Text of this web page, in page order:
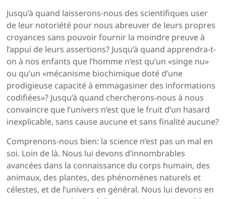
Jusqu’à quand laisserons-nous des scientifiques user
de leur notoriété pour nous abreuver de leurs propres
croyances sans pouvoir fournir la moindre preuve à
l’appui de leurs assertions? Jusqu’à quand apprendra-t-
on à nos enfants que l’homme n’est qu’un «singe nu»
ou qu’un «mécanisme biochimique doté d’une
prodigieuse capacité à emmagasiner des informations
codifiées»? Jusqu’à quand chercherons-nous à nous
convaincre que l’univers n’est que le fruit d’un hasard
inexplicable, sans cause aucune et sans finalité aucune?
Comprenons-nous bien: la science n’est pas un mal en
soi. Loin de là. Nous lui devons d’innombrables
avancées dans la connaissance du corps humain, des
animaux, des plantes, des phénomènes naturels et
célestes, et de l’univers en général. Nous lui devons en